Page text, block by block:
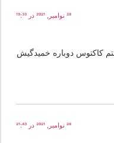
دوباره خمیدگیش